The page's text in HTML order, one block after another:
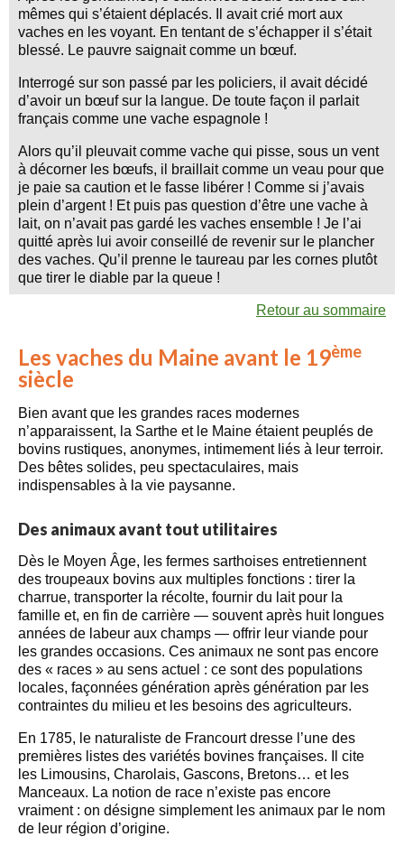
mêmes qui s’étaient déplacés. Il avait crié mort aux
vaches en les voyant. En tentant de s’échapper il s’était
blessé. Le pauvre saignait comme un bœuf.
Interrogé sur son passé par les policiers, il avait décidé
d’avoir un bœuf sur la langue. De toute façon il parlait
français comme une vache espagnole !
Alors qu’il pleuvait comme vache qui pisse, sous un vent
à décorner les bœufs, il braillait comme un veau pour que
je paie sa caution et le fasse libérer ! Comme si j’avais
plein d’argent ! Et puis pas question d’être une vache à
lait, on n’avait pas gardé les vaches ensemble ! Je l’ai
quitté après lui avoir conseillé de revenir sur le plancher
des vaches. Qu’il prenne le taureau par les cornes plutôt
que tirer le diable par la queue !
Retour au sommaire
Les vaches du Maine avant le 19ème
siècle
Bien avant que les grandes races modernes
n’apparaissent, la Sarthe et le Maine étaient peuplés de
bovins rustiques, anonymes, intimement liés à leur terroir.
Des bêtes solides, peu spectaculaires, mais
indispensables à la vie paysanne.
Des animaux avant tout utilitaires
Dès le Moyen Âge, les fermes sarthoises entretiennent
des troupeaux bovins aux multiples fonctions : tirer la
charrue, transporter la récolte, fournir du lait pour la
famille et, en fin de carrière — souvent après huit longues
années de labeur aux champs — offrir leur viande pour
les grandes occasions. Ces animaux ne sont pas encore
des « races » au sens actuel : ce sont des populations
locales, façonnées génération après génération par les
contraintes du milieu et les besoins des agriculteurs.
En 1785, le naturaliste de Francourt dresse l’une des
premières listes des variétés bovines françaises. Il cite
les Limousins, Charolais, Gascons, Bretons… et les
Manceaux. La notion de race n’existe pas encore
vraiment : on désigne simplement les animaux par le nom
de leur région d’origine.